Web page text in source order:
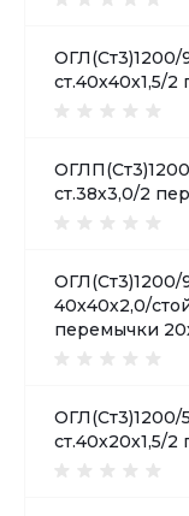
ОГЛ(Ст3)1200/
ст.40х40х1,5/2
ст.38х3,0/2
40х40х2,0/
перемычки
ОГЛ(Ст3)1200/
ст.40х20х1,5/2